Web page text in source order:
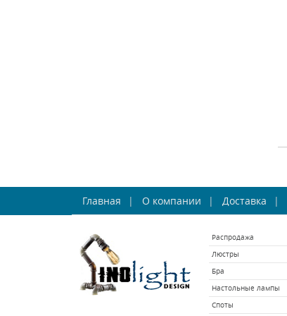
Главная О компании Доставка
Распродажа
Люстры
Бра
Настольные лампы
Споты